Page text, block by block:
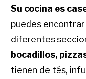
Su cocina es
puedes
diferentes
bocadillos,
tienen de tés,